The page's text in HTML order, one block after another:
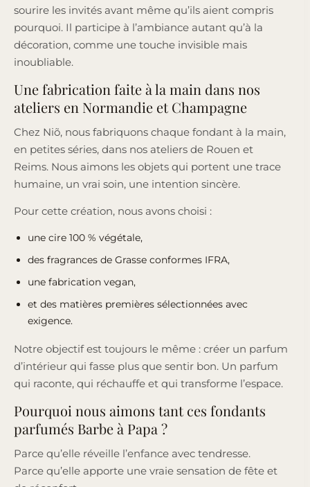
sourire les invités avant même qu’ils aient compris
pourquoi. Il participe à l’ambiance autant qu’à la
décoration, comme une touche invisible mais
inoubliable.
Une fabrication faite à la main dans nos
ateliers en Normandie et Champagne
Chez Niõ, nous fabriquons chaque fondant à la main,
en petites séries, dans nos ateliers de Rouen et
Reims. Nous aimons les objets qui portent une trace
humaine, un vrai soin, une intention sincère.
Pour cette création, nous avons choisi :
une cire 100 % végétale,
des fragrances de Grasse conformes IFRA,
une fabrication vegan,
et des matières premières sélectionnées avec
exigence.
Notre objectif est toujours le même : créer un parfum
d’intérieur qui fasse plus que sentir bon. Un parfum
qui raconte, qui réchauffe et qui transforme l’espace.
Pourquoi nous aimons tant ces fondants
parfumés Barbe à Papa ?
Parce qu’elle réveille l’enfance avec tendresse.
Parce qu’elle apporte une vraie sensation de fête et